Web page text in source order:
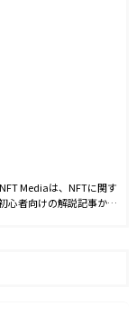
Mediaは、NFTに関す
心者向けの解説記事から